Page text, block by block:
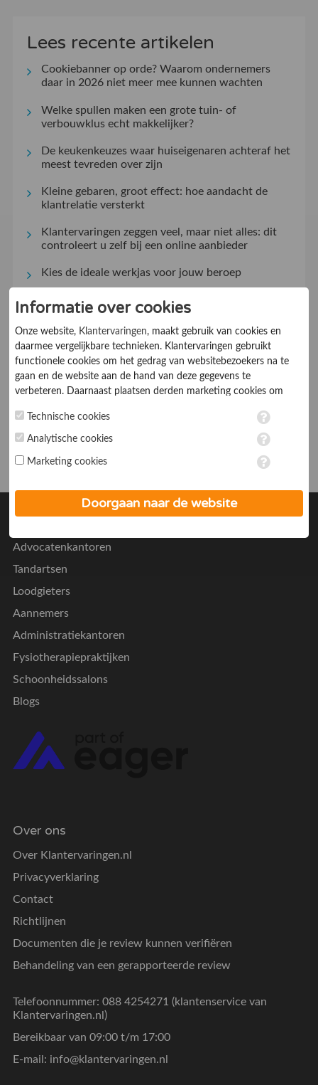
Lees recente artikelen
Cookiebanner op orde? Waarom ondernemers
daar in 2026 niet meer mee kunnen wachten
Welke spullen maken een grote tuin- of
verbouwklus echt makkelijker?
De keukenkeuzes waar huiseigenaren achteraf het
meest tevreden over zijn
Kleine gebaren, groot effect: hoe aandacht de
klantrelatie versterkt
Klantervaringen zeggen veel, maar niet alles: dit
controleert u zelf bij een online aanbieder
Kies de ideale werkjas voor jouw beroep
Verzuimmanagement dat werkt in de praktijk
Zo haal je meer uit verlichting reviews en
ventilator beoordelingen
Slim fitnessapparatuur kiezen voor thuis en
professioneel gebruik
Waarom een overlooprand het verschil maakt bij
een modern zwembad
Advocatenkantoren
Tandartsen
Loodgieters
Aannemers
Administratiekantoren
Fysiotherapiepraktijken
Schoonheidssalons
Blogs
Over ons
Over Klantervaringen.nl
Privacyverklaring
Contact
Richtlijnen
Documenten die je review kunnen verifiëren
Behandeling van een gerapporteerde review
Telefoonnummer: 088 4254271 (klantenservice van
Klantervaringen.nl)
Bereikbaar van 09:00 t/m 17:00
E-mail: info@klantervaringen.nl
Informatie over cookies
Onze website, Klantervaringen, maakt gebruik van cookies en
daarmee vergelijkbare technieken. Klantervaringen gebruikt
functionele cookies om het gedrag van websitebezoekers na te
gaan en de website aan de hand van deze gegevens te
verbeteren. Daarnaast plaatsen derden marketing cookies om
marketing cookies worden persoonsgegevens verwerkt. Je geeft
toestemming voor deze verwerking wanneer je hieronder een
op ieder moment aanpassen in de
. Lees voor meer
Technische cookies
Analytische cookies
Marketing cookies
Doorgaan naar de website